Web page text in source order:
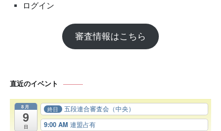
ログイン
審査情報はこちら
直近のイベント
8月
9
日
終日
五段連合審査会（中央）
9:00 AM 連盟占有